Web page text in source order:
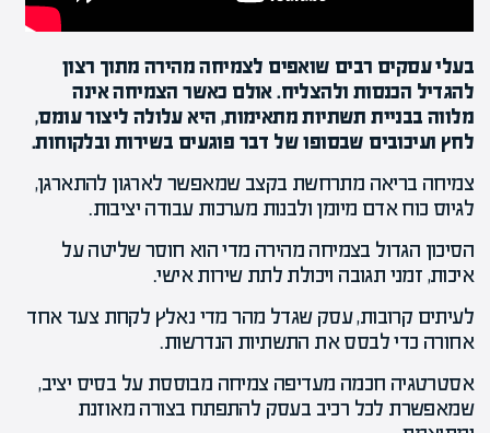
בעלי עסקים רבים שואפים לצמיחה מהירה מתוך רצון
להגדיל הכנסות ולהצליח. אולם כאשר הצמיחה אינה
מלווה בבניית תשתיות מתאימות, היא עלולה ליצור עומס,
לחץ ועיכובים שבסופו של דבר פוגעים בשירות ובלקוחות.
צמיחה בריאה מתרחשת בקצב שמאפשר לארגון להתארגן,
לגיוס כוח אדם מיומן ולבנות מערכות עבודה יציבות.
הסיכון הגדול בצמיחה מהירה מדי הוא חוסר שליטה על
איכות, זמני תגובה ויכולת לתת שירות אישי.
לעיתים קרובות, עסק שגדל מהר מדי נאלץ לקחת צעד אחד
אחורה כדי לבסס את התשתיות הנדרשות.
אסטרטגיה חכמה מעדיפה צמיחה מבוססת על בסיס יציב,
שמאפשרת לכל רכיב בעסק להתפתח בצורה מאוזנת